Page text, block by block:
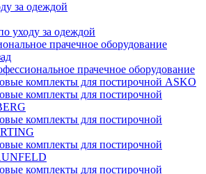
за одеждой
уходу за одеждой
прачечное оборудование
прачечное оборудование
комплекты для постирочной ASKO
комплекты для постирочной
комплекты для постирочной
комплекты для постирочной
комплекты для постирочной